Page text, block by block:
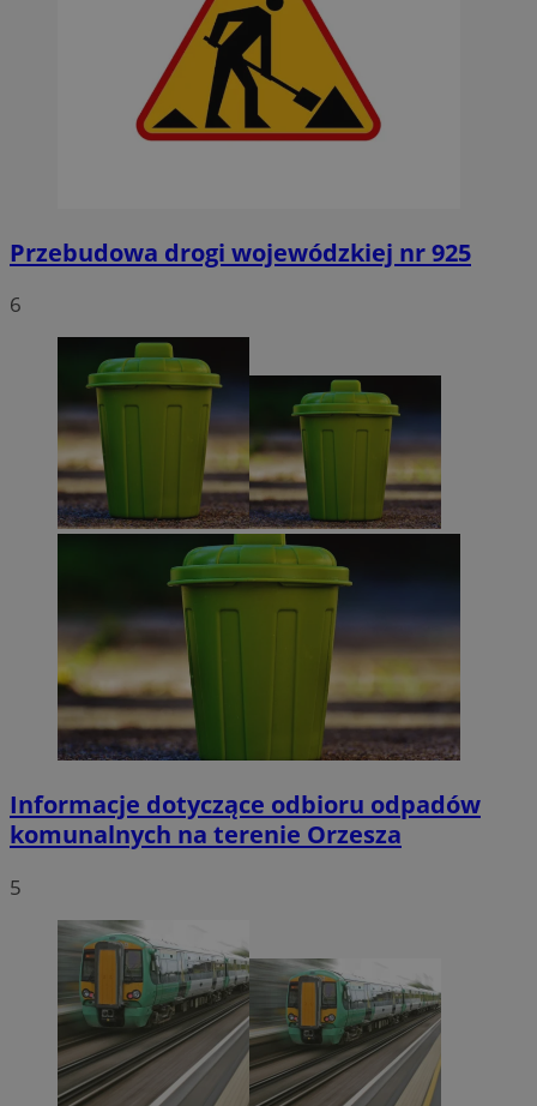
Przebudowa drogi wojewódzkiej nr 925
6
Informacje dotyczące odbioru odpadów
komunalnych na terenie Orzesza
5